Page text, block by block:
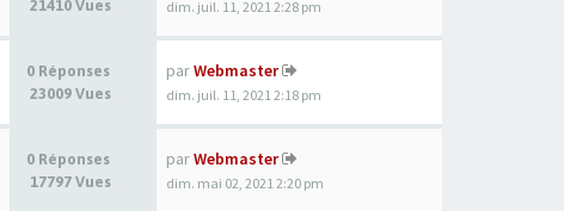
21410 Vues
dim. juil. 11, 2021 2:28 pm
0 Réponses
23009 Vues
parWebmaster
dim. juil. 11, 2021 2:18 pm
0 Réponses
17797 Vues
parWebmaster
dim. mai 02, 2021 2:20 pm